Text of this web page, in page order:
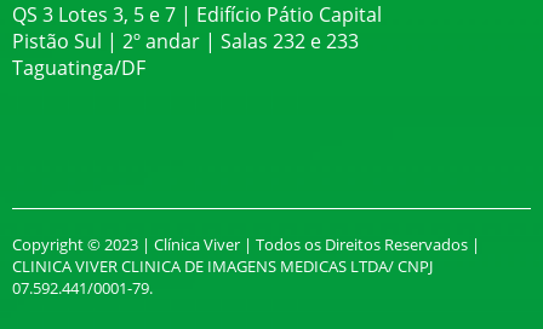
QS 3 Lotes 3, 5 e 7 | Edifício Pátio Capital
Pistão Sul | 2º andar | Salas 232 e 233
Taguatinga/DF
Copyright © 2023 | Clínica Viver | Todos os Direitos Reservados |
CLINICA VIVER CLINICA DE IMAGENS MEDICAS LTDA/ CNPJ
07.592.441/0001-79.